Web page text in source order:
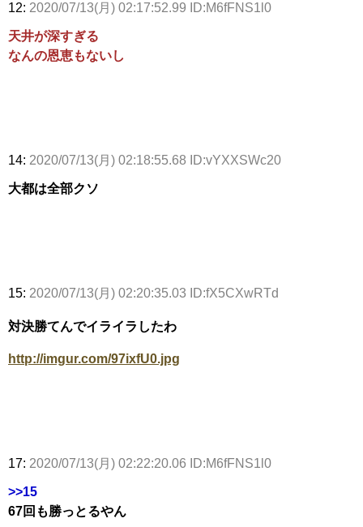
12: 2020/07/13(月) 02:17:52.99 ID:M6fFNS1l0
天井が深すぎる
なんの恩恵もないし
14: 2020/07/13(月) 02:18:55.68 ID:vYXXSWc20
大都は全部クソ
15: 2020/07/13(月) 02:20:35.03 ID:fX5CXwRTd
対決勝てんでイライラしたわ
http://imgur.com/97ixfU0.jpg
17: 2020/07/13(月) 02:22:20.06 ID:M6fFNS1l0
>>15
67回も勝っとるやん